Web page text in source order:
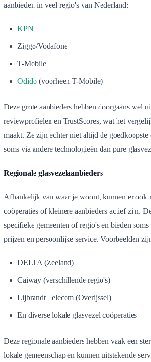
aanbieden in veel regio's van Nederland:
KPN
Ziggo/Vodafone
T-Mobile
Odido (voorheen T-Mobile)
Deze grote aanbieders hebben doorgaans wel
reviewprofielen en TrustScores, wat het
maakt. Ze zijn echter niet altijd de goedkoopste
soms via andere technologieën dan pure
Regionale glasvezelaanbieders
Afhankelijk van waar je woont, kunnen er ook
coöperaties of kleinere aanbieders actief zijn.
specifieke gemeenten of regio's en bieden soms
prijzen en persoonlijke service. Voorbeelden
DELTA (Zeeland)
Caiway (verschillende regio's)
Lijbrandt Telecom (Overijssel)
En diverse lokale glasvezel coöperaties
Deze regionale aanbieders hebben vaak een
lokale gemeenschap en kunnen uitstekende